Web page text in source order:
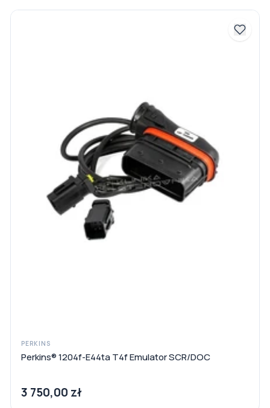
PERKINS
Perkins® 1204f-E44ta T4f Emulator SCR/DOC
3 750,00 zł